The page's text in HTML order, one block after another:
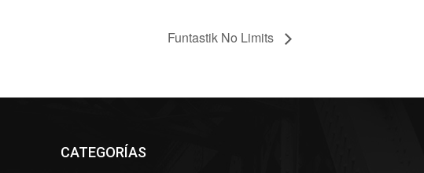
Funtastik No Limits
CATEGORÍAS